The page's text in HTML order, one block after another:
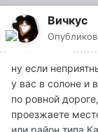
Вичкус
ну если
у вас в солоне и
по ровной
проезжаете